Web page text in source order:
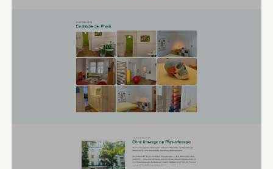
Durch das neu integrierte Kontaktformular ist es nach der
Überarbeitung einfacher, direkt mit der Praxis in Verbindung
zu treten und die wichtigsten Eckdaten zur Behandlung im
Voraus zu teilen.
Das geschwungene Logo in Grün und Gelb haben wir
beibehalten und die Farbkombination auf dezente Art für
das Design der Website übernommen, damit es sich
Wiedererkennung bei zufriedenen Kunden. Der Team-
Abschnitt mit professionellem Foto schafft eine
Vertrauensbasis, während die als Block dargestellten Bilder